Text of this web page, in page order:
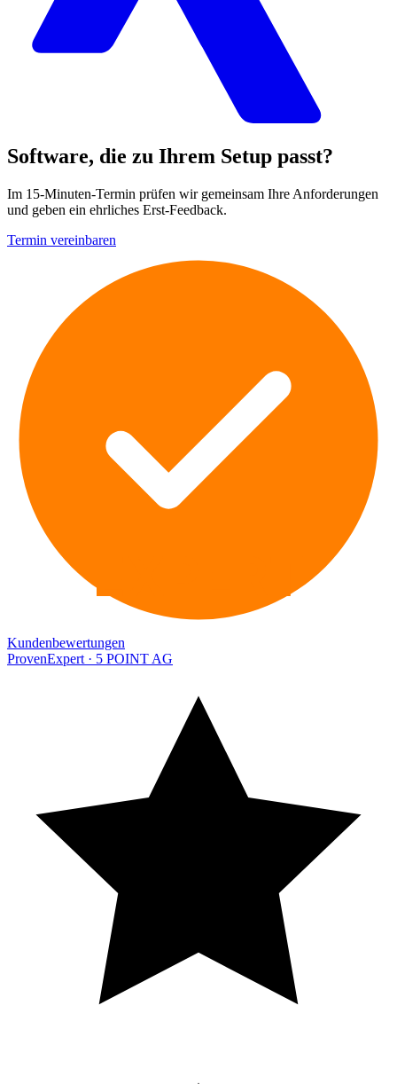
Software, die zu Ihrem Setup passt?
Im 15-Minuten-Termin prüfen wir gemeinsam Ihre Anforderungen
und geben ein ehrliches Erst-Feedback.
Termin vereinbaren
EXPERT
Kundenbewertungen
ProvenExpert · 5 POINT AG